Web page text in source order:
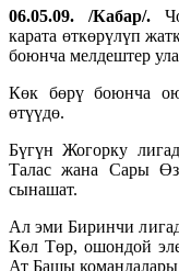
06.05.09. /Кабар/.
карата өткөрүлүп
боюнча мелдештер
Көк бөрү боюнча
өтүүдө.
Бүгүн Жогорку
Талас жана Сары
сынашат.
Ал эми Биринчи
Көл Төр, ошондой
Ат Башы